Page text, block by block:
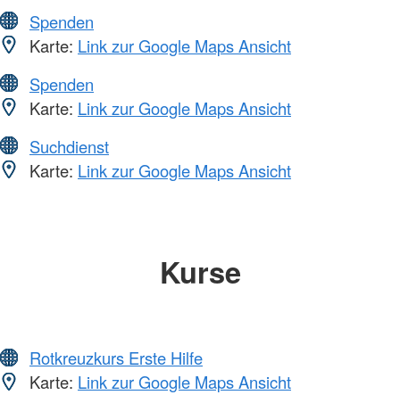
Spenden
Karte: Link zur Google Maps Ansicht
Spenden
Karte: Link zur Google Maps Ansicht
Suchdienst
Karte: Link zur Google Maps Ansicht
Kurse
Rotkreuzkurs Erste Hilfe
Karte: Link zur Google Maps Ansicht